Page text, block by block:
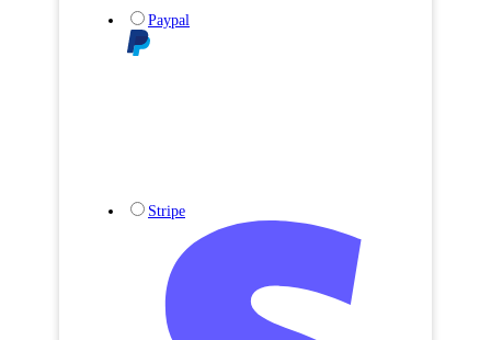
Paypal
Stripe